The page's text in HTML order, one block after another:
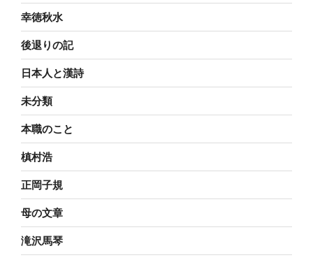
幸徳秋水
後退りの記
日本人と漢詩
未分類
本職のこと
槙村浩
正岡子規
母の文章
滝沢馬琴